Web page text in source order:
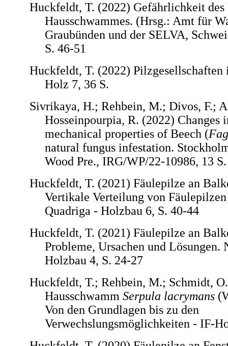
Huckfeldt, T. (2022) Gefährlichkeit des
Hausschwammes. (Hrsg.: Amt für
Graubünden und der SELVA,
S. 46-51
Huckfeldt, T. (2022)
Holz 7, 36 S.
Sivrikaya, H.; Rehbein, M.; Divos, F.;
Hosseinpourpia, R. (2022) Changes
mechanical properties of Beech (
natural fungus infestation.
Wood Pre., IRG/WP/22-10986, 13 S.
Huckfeldt, T. (2021) Fäulepilze an
Vertikale Verteilung von
Quadriga - Holzbau 6, S. 40-44
Huckfeldt, T. (2021) Fäulepilze an
Probleme, Ursachen und Lösungen.
Holzbau 4, S. 24-27
Huckfeldt, T.; Rehbein, M.; Schmidt,
Hausschwamm Serpula lacrymans
Von den Grundlagen bis zu den
Verwechslungsmöglichkeiten - IF-